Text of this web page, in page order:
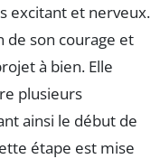
excitant et nerveux.
de son courage et
à bien. Elle
plusieurs
ainsi le début de
étape est mise